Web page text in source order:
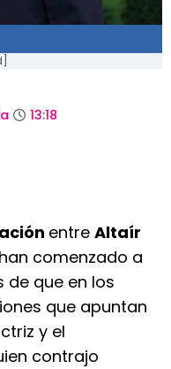
13:18
entre Altaír
han comenzado a
de que en los
que apuntan
y el
contrajo